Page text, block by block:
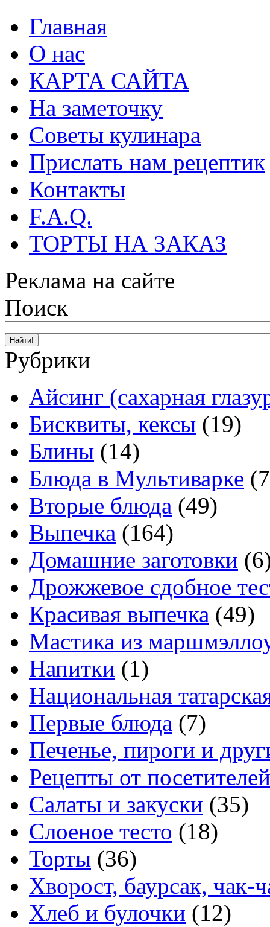
Главная
О нас
КАРТА САЙТА
На заметочку
Советы кулинара
Прислать нам рецептик
Контакты
F.A.Q.
ТОРТЫ НА ЗАКАЗ
Реклама на сайте
Поиск
Рубрики
Айсинг (сахарная
Бисквиты, кексы (19)
Блины (14)
Блюда в Мультиварке
Вторые блюда (49)
Выпечка (164)
Домашние заготовки
Дрожжевое сдобное
Красивая выпечка (49)
Мастика из
Напитки (1)
Национальная
Первые блюда (7)
Печенье, пироги и
Рецепты от посетителей
Салаты и закуски (35)
Слоеное тесто (18)
Торты (36)
Хворост, баурсак, чак-
Хлеб и булочки (12)